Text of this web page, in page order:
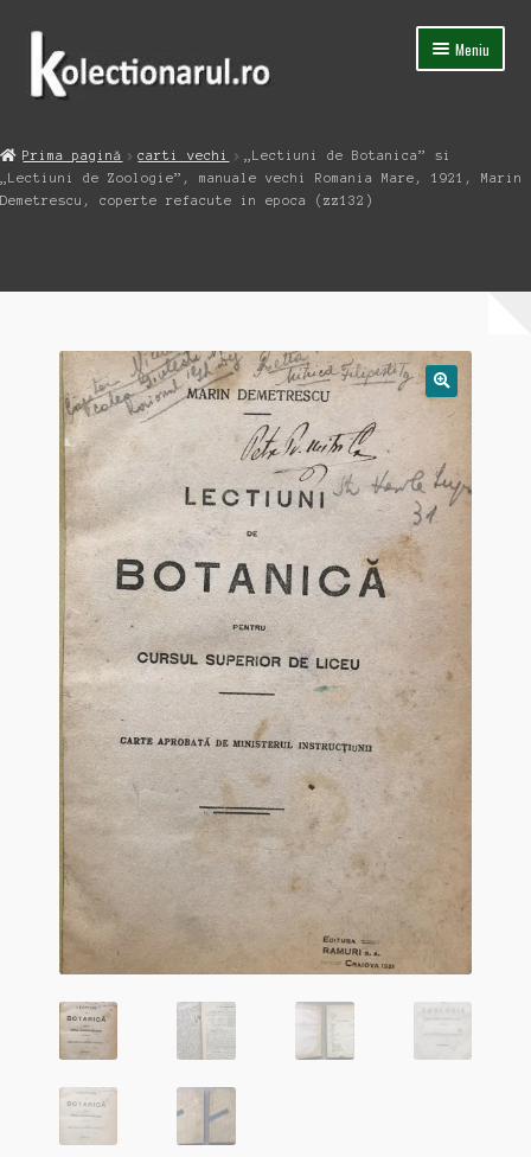
Sari
navigare
Sari
conținut
Meniu
Magazin
Extinde
Blog
Contact
Prima pagină carti vechi
„Lectiuni de Botanica” si
„Lectiuni de Zoologie”, manuale vechi Romania Mare, 1921, Marin
Demetrescu, coperte refacute in epoca (zz132)